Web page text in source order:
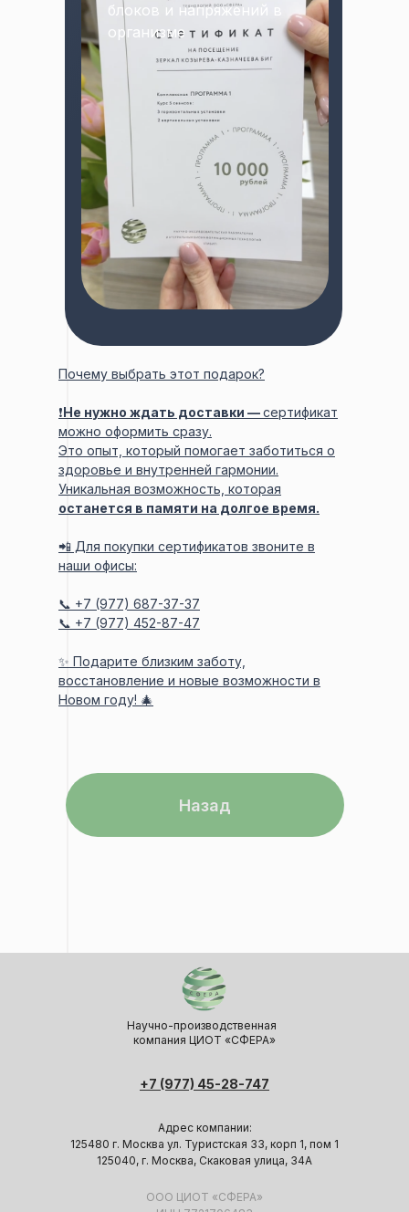
блоков и напряжений в
организме
Почему выбрать этот подарок?
❗️Не нужно ждать доставки —сертификат
можно оформить сразу.
Это опыт, который помогает заботиться о
здоровье и внутренней гармонии.
Уникальная возможность, которая
останется в памяти на долгое время.
📲 Для покупки сертификатов звоните в
наши офисы:
📞 +7 (977) 687-37-37
📞 +7 (977) 452-87-47
✨ Подарите близким заботу,
восстановление и новые возможности в
Новом году! 🎄
Назад
+7 (977) 45-28-747
Научно-производственная
компания ЦИОТ «СФЕРА»
Адрес компании:
125480 г. Москва ул. Туристская 33, корп 1, пом 1
125040, г. Москва, Скаковая улица, 34А
ООО ЦИОТ «СФЕРА»